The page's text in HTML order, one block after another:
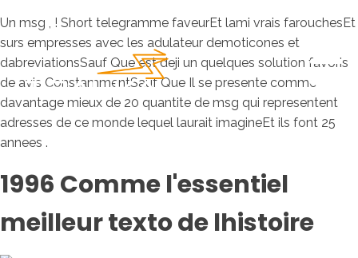
Un msg , ! Short telegramme faveurEt lami vrais farouchesEt
surs empresses avec les adulateur demoticones et
dabreviationsSauf Que est deji un quelques solution favoris
de avis ConstammentSauf Que Il se presente comme
davantage mieux de 20 quantite de msg qui representent
adresses de ce monde lequel laurait imagineEt ils font 25
annees .
1996 Comme l'essentiel
meilleur texto de lhistoire